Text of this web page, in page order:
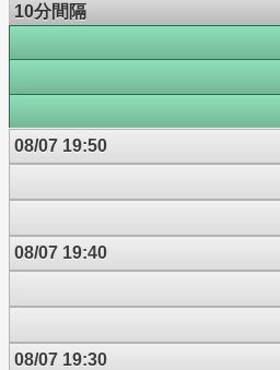
10分間隔
08/07 19:50
08/07 19:40
08/07 19:30